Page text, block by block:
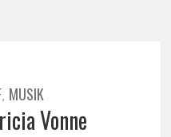
, MUSIK
Vonne